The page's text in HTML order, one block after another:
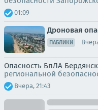
01:09
Дроновая
ПАБЛИКИ
Опасность БпЛА
региональной
Вчера, 21:43